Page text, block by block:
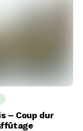
– Coup dur